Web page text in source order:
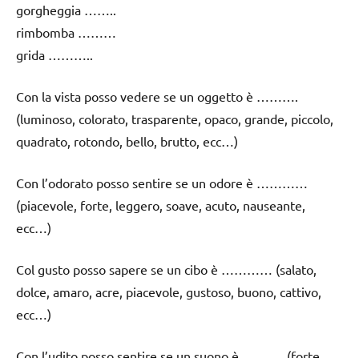
gorgheggia ……..
rimbomba ………
grida ………..
Con la vista posso vedere se un oggetto è ……….
(luminoso, colorato, trasparente, opaco, grande, piccolo,
quadrato, rotondo, bello, brutto, ecc…)
Con l’odorato posso sentire se un odore è …………
(piacevole, forte, leggero, soave, acuto, nauseante,
ecc…)
Col gusto posso sapere se un cibo è ………… (salato,
dolce, amaro, acre, piacevole, gustoso, buono, cattivo,
ecc…)